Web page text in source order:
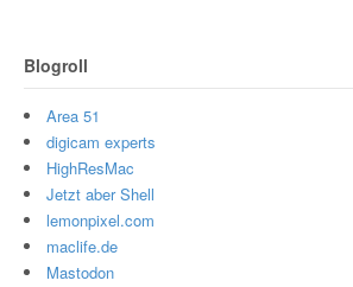
Blogroll
Area 51
digicam experts
HighResMac
Jetzt aber Shell
lemonpixel.com
maclife.de
Mastodon